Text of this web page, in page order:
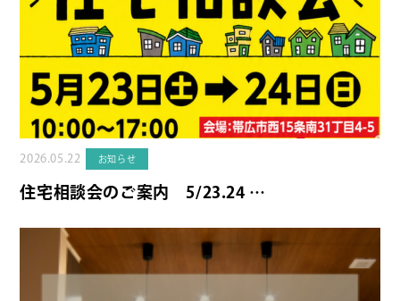
2026.05.22 お知らせ
住宅相談会のご案内 5/23.24 …